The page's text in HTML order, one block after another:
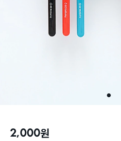
1
2,000원